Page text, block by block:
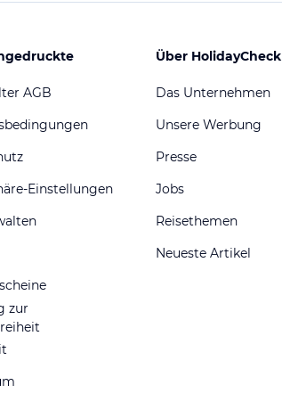
AGB
Einstellungen
zur
Über HolidayCheck
Das Unternehmen
Unsere Werbung
Presse
Jobs
Reisethemen
Neueste Artikel